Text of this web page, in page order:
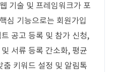
기술 및 프레임워크가 포
심 기능으로는 회원가입
공고 등록 및 참가 신청,
서류 등록 간소화, 평균
춤 키워드 설정 및 알림톡